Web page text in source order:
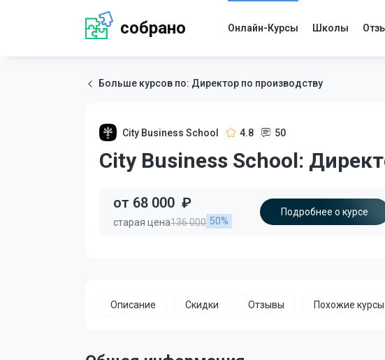
собрано Онлайн-Курсы Школы
Больше курсов по: Директор по производству
City Business School 4.8 50
City Business School:
от 68 000 ₽
старая цена136 000 50%
Подробнее о курсе
Описание Скидки Отзывы Похожие курсы